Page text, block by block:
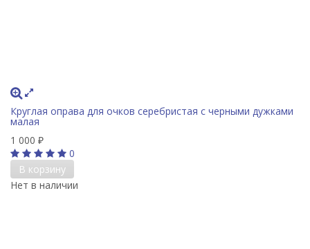
Круглая оправа для очков серебристая с черными дужками
малая
1 000 ₽
0
В корзину
Нет в наличии